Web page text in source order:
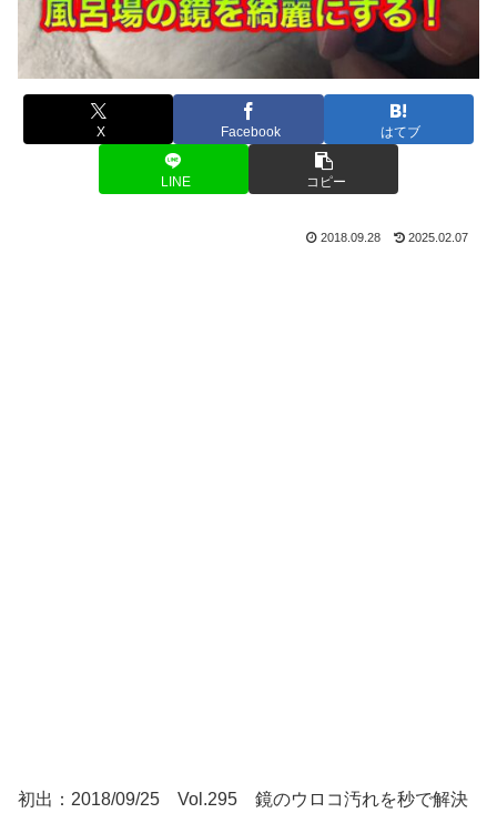
X Facebook はてブ
LINE コピー
2018.09.28 2025.02.07
初出：2018/09/25 Vol.295 鏡のウロコ汚れを秒で解決